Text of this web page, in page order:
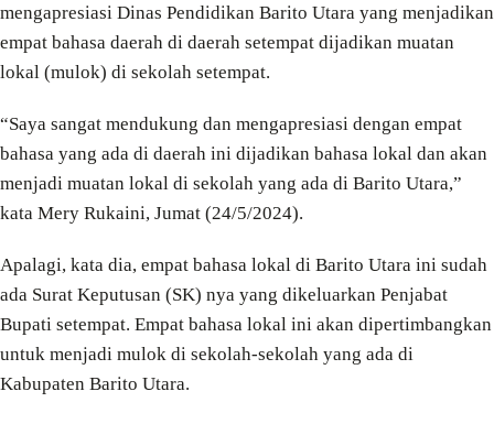
mengapresiasi Dinas Pendidikan Barito Utara yang menjadikan
empat bahasa daerah di daerah setempat dijadikan muatan
lokal (mulok) di sekolah setempat.
“Saya sangat mendukung dan mengapresiasi dengan empat
bahasa yang ada di daerah ini dijadikan bahasa lokal dan akan
menjadi muatan lokal di sekolah yang ada di Barito Utara,”
kata Mery Rukaini, Jumat (24/5/2024).
Apalagi, kata dia, empat bahasa lokal di Barito Utara ini sudah
ada Surat Keputusan (SK) nya yang dikeluarkan Penjabat
Bupati setempat. Empat bahasa lokal ini akan dipertimbangkan
untuk menjadi mulok di sekolah-sekolah yang ada di
Kabupaten Barito Utara.